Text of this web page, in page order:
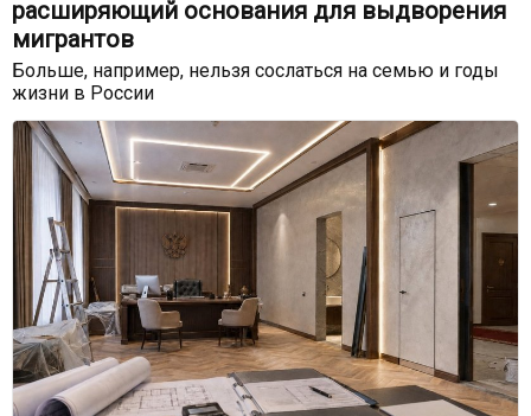
расширяющий основания для выдворения
мигрантов
Больше, например, нельзя сослаться на семью и годы
жизни в России